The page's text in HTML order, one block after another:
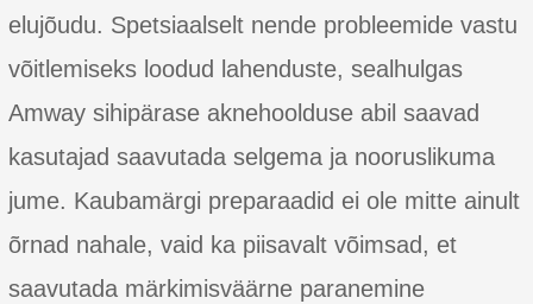
elujõudu. Spetsiaalselt nende probleemide vastu
võitlemiseks loodud lahenduste, sealhulgas
Amway sihipärase aknehoolduse abil saavad
kasutajad saavutada selgema ja nooruslikuma
jume. Kaubamärgi preparaadid ei ole mitte ainult
õrnad nahale, vaid ka piisavalt võimsad, et
saavutada märkimisväärne paranemine